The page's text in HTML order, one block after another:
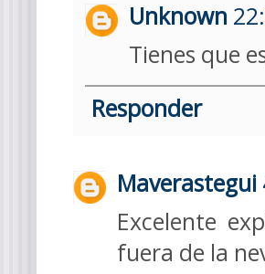
Unknown
Tienes que
Responder
Maverastegui
Excelente
fuera de la